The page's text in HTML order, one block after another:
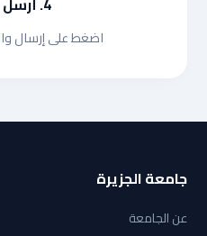
اضغط على إرسال
جامعة الجزيرة
عن الجامعة